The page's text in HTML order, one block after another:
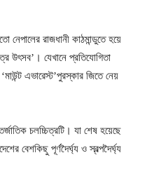
নেপালের রাজধানী কাঠমান্ডুতে হয়ে
উৎসব’। যেখানে প্রতিযোগিতা
এভারেস্ট’পুরস্কার জিতে নেয়
চলচ্চিত্রটি। যা শেষ হয়েছে
বেশকিছু পূর্ণদৈর্ঘ্য ও স্বল্পদৈর্ঘ্য